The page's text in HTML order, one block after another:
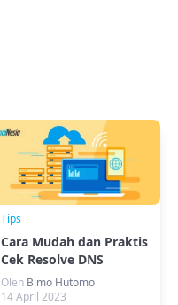
Tips
Cara Mudah dan Praktis
Cek Resolve DNS
Domain
Oleh Bimo Hutomo
14 April 2023